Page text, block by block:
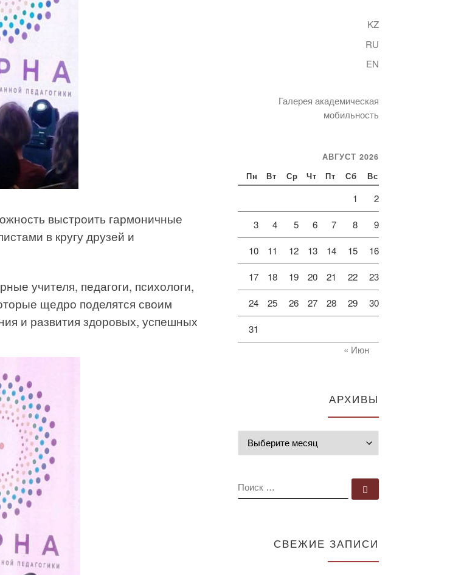
выстроить гармоничные
в кругу друзей и
учителя, педагоги, психологи,
щедро поделятся своим
и развития здоровых, успешных
KZ
RU
EN
Галерея академическая
мобильность
АВГУСТ 2026
Пн Вт Ср Чт Пт Сб Вс
1 2
3 4 5 6 7 8 9
10 11 12 13 14 15 16
17 18 19 20 21 22 23
24 25 26 27 28 29 30
31
« Июн
АРХИВЫ
ПОИСК
СВЕЖИЕ ЗАПИСИ